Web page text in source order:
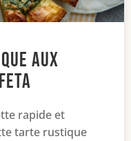
aux
rapide et
tarte rustique